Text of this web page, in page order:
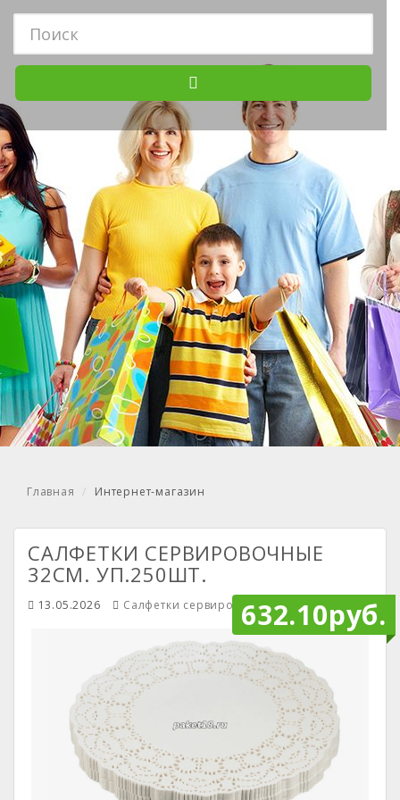
Главная Интернет-магазин
632.10руб.
САЛФЕТКИ СЕРВИРОВОЧНЫЕ
32СМ. УП.250ШТ.
13.05.2026 Салфетки сервировочные Mendiley